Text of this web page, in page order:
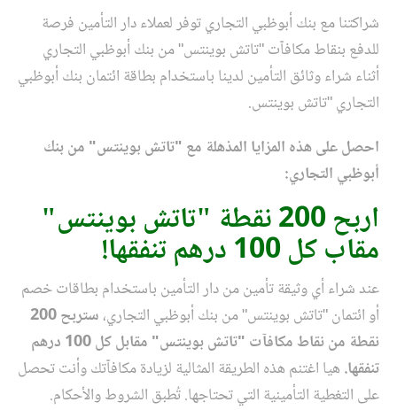
شراكتنا مع بنك أبوظبي التجاري توفر لعملاء دار التأمين فرصة
للدفع بنقاط مكافآت "تاتش بوينتس" من بنك أبوظبي التجاري
أثناء شراء وثائق التأمين لدينا باستخدام بطاقة ائتمان بنك أبوظبي
التجاري "تاتش بوينتس.
احصل على هذه المزايا المذهلة مع "تاتش بوينتس" من بنك
أبوظبي التجاري:
اربح 200 نقطة "تاتش بوينتس "
مقاب كل 100 درهم تنفقها!
عند شراء أي وثيقة تأمين من دار التأمين باستخدام بطاقات خصم
أو ائتمان "تاتش بوينتس" من بنك أبوظبي التجاري،
ستربح 200
نقطة من نقاط مكافآت "تاتش بوينتس" مقابل كل 100 درهم
تنفقها. هيا اغتنم هذه الطريقة المثالية لزيادة مكافآتك وأنت تحصل
على التغطية التأمينية التي تحتاجها. تُطبق الشروط والأحكام.